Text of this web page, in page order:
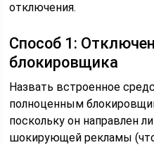
отключения.
Способ 1:
блокировщика
Назвать встроенное
полноценным
поскольку он направлен
шокирующей рекламы